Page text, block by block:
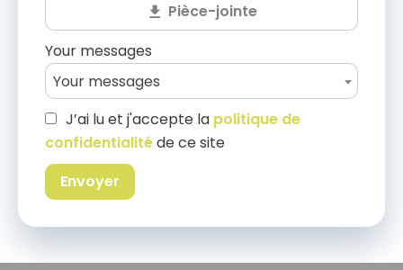
Pièce-jointe
Your messages
Your messages
J’ai lu et j'accepte la politique de
confidentialitéde ce site
Envoyer